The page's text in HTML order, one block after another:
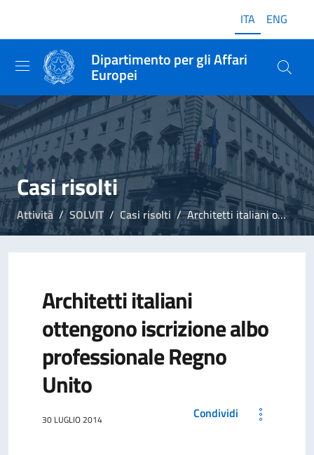
ITA ENG
Dipartimento per gli Affari
Europei
Casi risolti
Attività SOLVIT Casi risolti Architetti italiani ottengono iscrizione albo professionale Regno Unito
Architetti italiani
ottengono iscrizione albo
professionale Regno
Unito
30 LUGLIO 2014 Condividi